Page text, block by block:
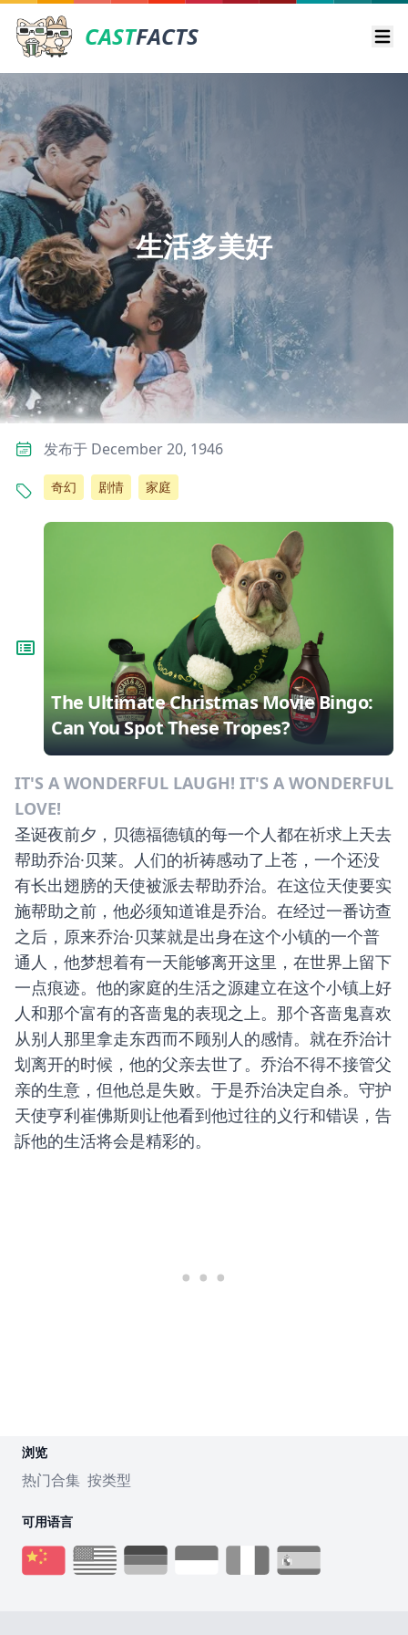
CASTFACTS
生活多美好
IT'S A WONDERFUL LAUGH! IT'S A WONDERFUL
LOVE!
圣诞夜前夕，贝德福德镇的每一个人都在祈求上天去
帮助乔治·贝莱。人们的祈祷感动了上苍，一个还没
有长出翅膀的天使被派去帮助乔治。在这位天使要实
施帮助之前，他必须知道谁是乔治。在经过一番访查
之后，原来乔治·贝莱就是出身在这个小镇的一个普
通人，他梦想着有一天能够离开这里，在世界上留下
一点痕迹。他的家庭的生活之源建立在这个小镇上好
人和那个富有的吝啬鬼的表现之上。那个吝啬鬼喜欢
从别人那里拿走东西而不顾别人的感情。就在乔治计
划离开的时候，他的父亲去世了。乔治不得不接管父
亲的生意，但他总是失败。于是乔治决定自杀。守护
天使亨利崔佛斯则让他看到他过往的义行和错误，告
訴他的生活将会是精彩的。
发布于 December 20, 1946
奇幻 剧情 家庭
The Ultimate Christmas Movie Bingo:
Can You Spot These Tropes?
浏览
热门合集 按类型
可用语言